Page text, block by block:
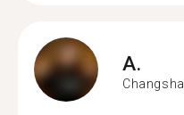
A.
Changsha